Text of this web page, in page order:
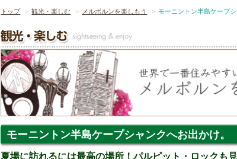
トップ 観光・楽しむ メルボルンを楽しもう モーニントン半島ケープシ
モーニントン半島ケープシャンクへお出かけ。
夏場に訪れるには最高の場所！パルピット・ロックも